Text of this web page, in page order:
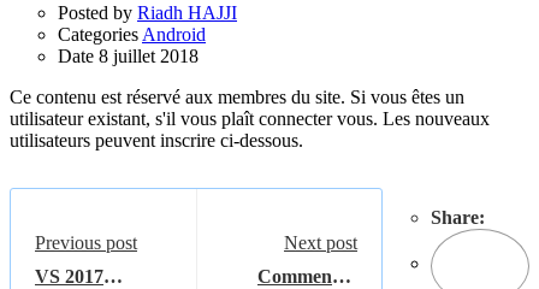
Posted by Riadh HAJJI
Categories Android
Date 8 juillet 2018
Ce contenu est réservé aux membres du site. Si vous êtes un
utilisateur existant, s'il vous plaît connecter vous. Les nouveaux
utilisateurs peuvent inscrire ci-dessous.
Share:
Previous post
VS 2017
Next post
Commencer